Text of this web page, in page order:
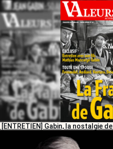
[ENTRETIEN] Gabin, la nostalgie